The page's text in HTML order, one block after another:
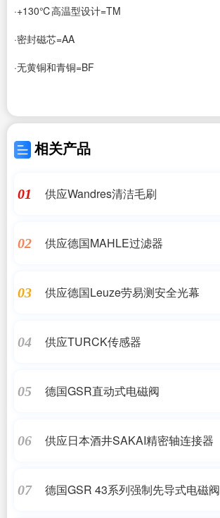
·+130℃高温型设计=TM
·密封磁芯=AA
·无黄铜和青铜=BF
相关产品
01 供应Wandres清洁毛刷
02 供应德国MAHLE过滤器
03 供应德国Leuze劳易测安全光幕
04 供应TURCK传感器
05 德国GSR直动式电磁阀
06 供应日本酒井SAKAI精密轴连接器
07 德国GSR 43系列强制先导式电磁阀